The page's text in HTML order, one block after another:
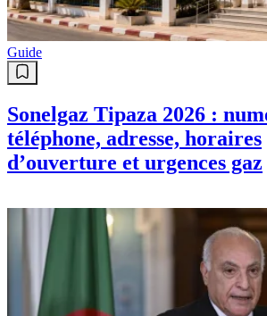
Guide
Sonelgaz Tipaza 2026 :
téléphone, adresse, horaires
d’ouverture et urgences gaz